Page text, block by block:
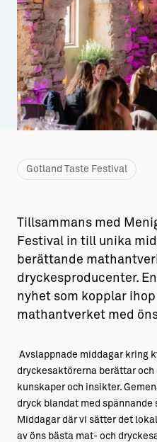
Aktiviteter
Sustainable Plejs
Möten &
Hansestaden
Almedalsveckan
Visby Centrum
→ Gutamål och
Allt om bostad
→ Hyra bostad
→ Köpa bostad
Allt om livet på Ön
→ Föreningsliv
→ Tonårsliv
Barn & Familj
Gotland Taste Festival
Tillsammans med
Festival in till unika
berättande
dryckesproducenter.
nyhet som kopplar
mathantverket med
Avslappnade middagar kring
dryckesaktörerna berättar och
kunskaper och insikter.
dryck blandat med spännande
Middagar där vi sätter det
av öns bästa mat- och